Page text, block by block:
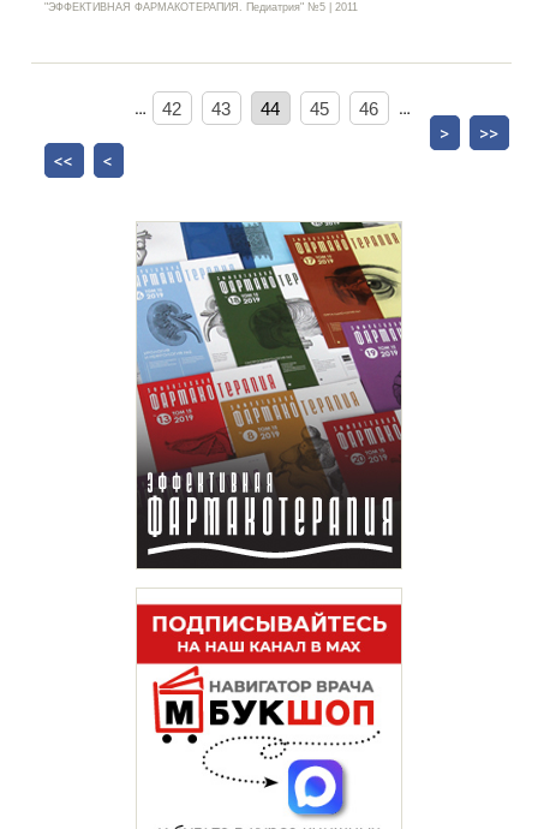
"ЭФФЕКТИВНАЯ ФАРМАКОТЕРАПИЯ. Педиатрия" №5 | 2011
<< <
… 42 43 44 45 46
…
>
>>